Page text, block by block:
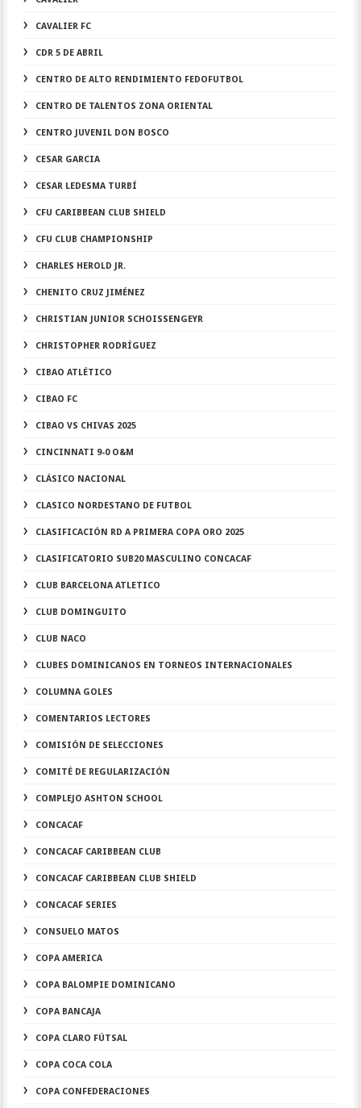
CAVALIER FC
CDR 5 DE ABRIL
CENTRO DE ALTO RENDIMIENTO FEDOFUTBOL
CENTRO DE TALENTOS ZONA ORIENTAL
CENTRO JUVENIL DON BOSCO
CESAR GARCIA
CESAR LEDESMA TURBÍ
CFU CARIBBEAN CLUB SHIELD
CFU CLUB CHAMPIONSHIP
CHARLES HEROLD JR.
CHENITO CRUZ JIMÉNEZ
CHRISTIAN JUNIOR SCHOISSENGEYR
CHRISTOPHER RODRÍGUEZ
CIBAO ATLÉTICO
CIBAO FC
CIBAO VS CHIVAS 2025
CINCINNATI 9-0 O&M
CLÁSICO NACIONAL
CLASICO NORDESTANO DE FUTBOL
CLASIFICACIÓN RD A PRIMERA COPA ORO 2025
CLASIFICATORIO SUB20 MASCULINO CONCACAF
CLUB BARCELONA ATLETICO
CLUB DOMINGUITO
CLUB NACO
CLUBES DOMINICANOS EN TORNEOS INTERNACIONALES
COLUMNA GOLES
COMENTARIOS LECTORES
COMISIÓN DE SELECCIONES
COMITÉ DE REGULARIZACIÓN
COMPLEJO ASHTON SCHOOL
CONCACAF
CONCACAF CARIBBEAN CLUB
CONCACAF CARIBBEAN CLUB SHIELD
CONCACAF SERIES
CONSUELO MATOS
COPA AMERICA
COPA BALOMPIE DOMINICANO
COPA BANCAJA
COPA CLARO FÚTSAL
COPA COCA COLA
COPA CONFEDERACIONES